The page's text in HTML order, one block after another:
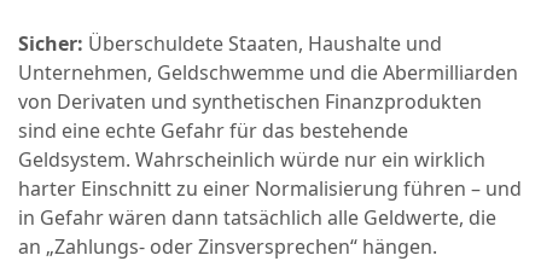
Sicher: Überschuldete Staaten, Haushalte und
Unternehmen, Geldschwemme und die Abermilliarden
von Derivaten und synthetischen Finanzprodukten
sind eine echte Gefahr für das bestehende
Geldsystem. Wahrscheinlich würde nur ein wirklich
harter Einschnitt zu einer Normalisierung führen – und
in Gefahr wären dann tatsächlich alle Geldwerte, die
an „Zahlungs- oder Zinsversprechen“ hängen.